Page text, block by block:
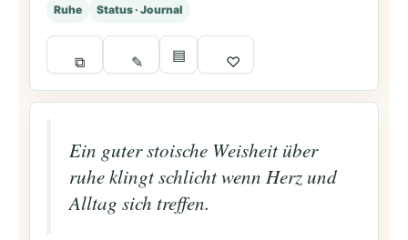
Ruhe Status · Journal
⧉ ✎ ▤ ♡
Ein guter stoische Weisheit über
ruhe klingt schlicht wenn Herz und
Alltag sich treffen.